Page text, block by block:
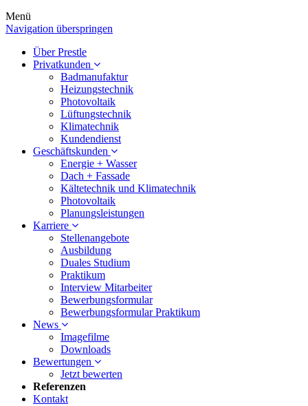
Menü
Navigation überspringen
Über Prestle
Privatkunden
Badmanufaktur
Heizungstechnik
Photovoltaik
Lüftungstechnik
Klimatechnik
Kundendienst
Geschäftskunden
Energie + Wasser
Dach + Fassade
Kältetechnik und Klimatechnik
Photovoltaik
Planungsleistungen
Karriere
Stellenangebote
Ausbildung
Duales Studium
Praktikum
Interview Mitarbeiter
Bewerbungsformular
Bewerbungsformular Praktikum
News
Imagefilme
Downloads
Bewertungen
Jetzt bewerten
Referenzen
Kontakt